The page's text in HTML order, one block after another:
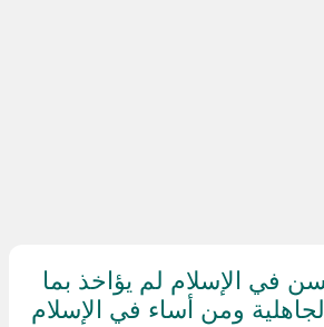
في الإسلام لم يؤاخذ بما
ومن أساء في الإسلام